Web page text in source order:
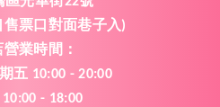
票口對面巷子入)
營業時間 ：
五 10:00 - 20:00
10:00 - 18:00